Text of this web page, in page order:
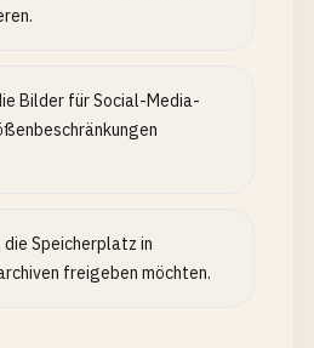
Bilder für Social-Media-
Speicherplatz in
freigeben möchten.